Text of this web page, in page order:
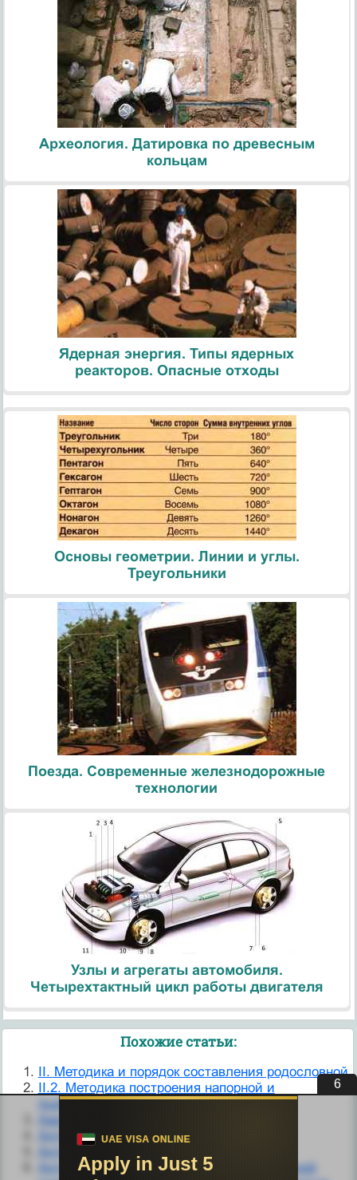
Археология. Датировка по древесным
кольцам
Ядерная энергия. Типы ядерных
реакторов. Опасные отходы
Основы геометрии. Линии и углы.
Треугольники
Поезда. Современные железнодорожные
технологии
Узлы и агрегаты автомобиля.
Четырехтактный цикл работы двигателя
Похожие статьи:
II. Методика и порядок составления родословной
II.2. Методика построения напорной и
пьезометрической линий
Аарон Бек и когнитивная терапия
Антибактериальная терапия
Антибактериальная терапия
Антибактериальная терапия внебольничной
5